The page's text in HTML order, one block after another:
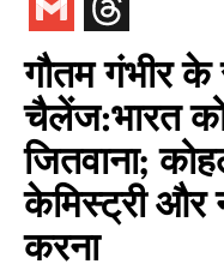
गौतम गंभीर
चैलेंज:भारत को
जितवाना;
केमिस्ट्री और
करना